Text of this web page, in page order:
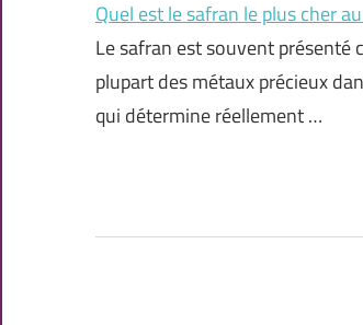
Quel est le safran le plus cher
Le safran est souvent présenté
plupart des métaux précieux
qui détermine réellement …